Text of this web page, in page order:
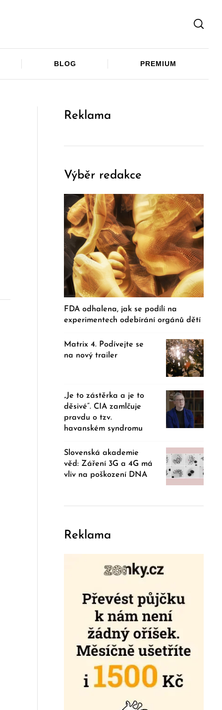
BLOG PREMIUM
Reklama
Výběr redakce
FDA odhalena, jak se podílí na
experimentech odebírání orgánů dětí
Matrix 4. Podívejte se
na nový trailer
„Je to zástěrka a je to
děsivé“. CIA zamlčuje
pravdu o tzv.
havanském syndromu
Slovenská akademie
věd: Záření 3G a 4G má
vliv na poškození DNA
Reklama